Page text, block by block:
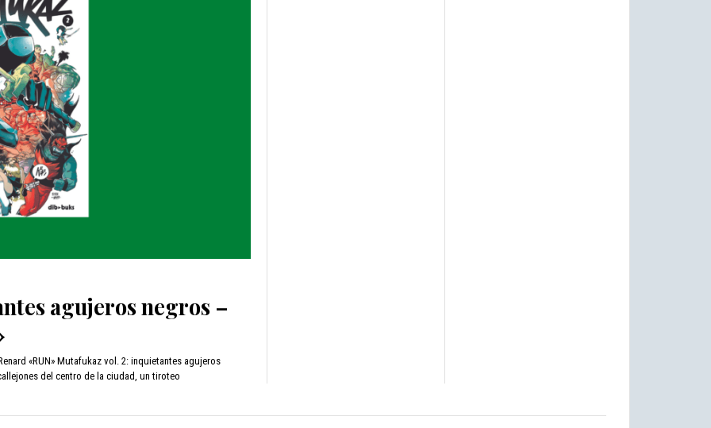
agujeros negros –
«RUN» Mutafukaz vol. 2: inquietantes agujeros
del centro de la ciudad, un tiroteo